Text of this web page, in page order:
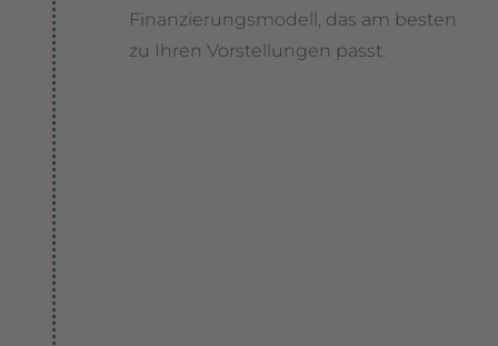
Finanzierungsmodell, das am besten
zu Ihren Vorstellungen passt.